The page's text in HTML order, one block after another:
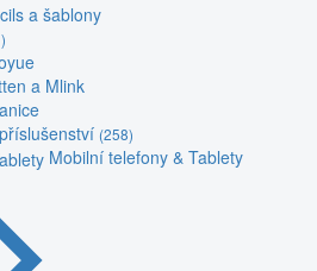
a šablony
a Mlink
(258)
Mobilní telefony & Tablety